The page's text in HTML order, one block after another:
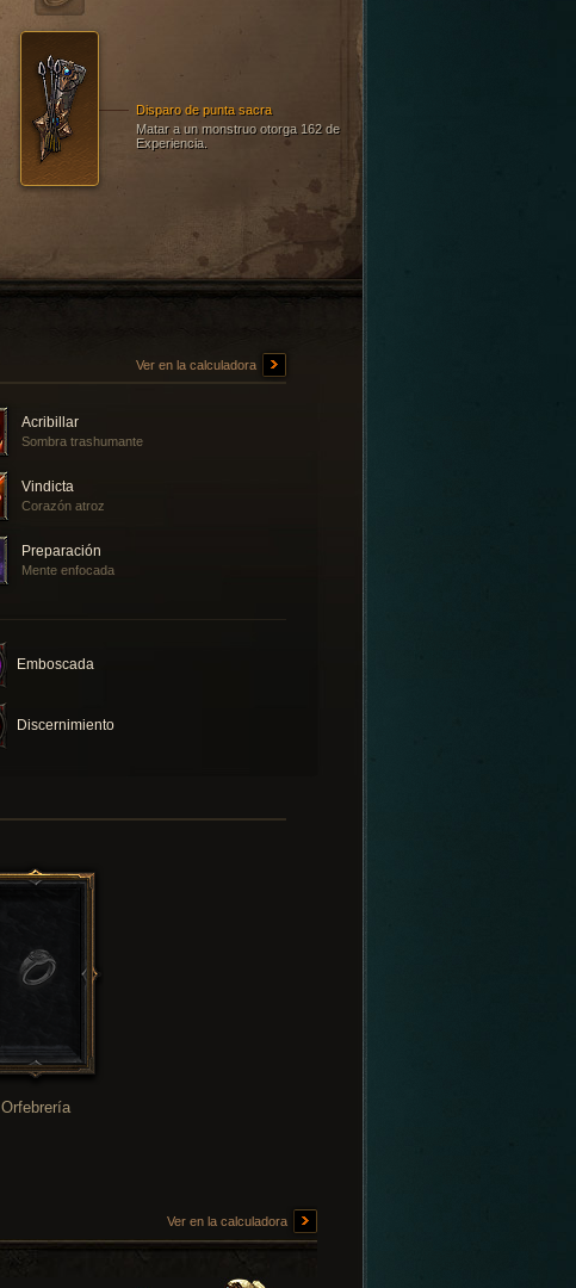
Disparo de punta sacra
Matar a un monstruo otorga 162 de
Experiencia.
Ver en la calculadora
Acribillar
Sombra trashumante
Vindicta
Corazón atroz
Preparación
Mente enfocada
Emboscada
Discernimiento
Orfebrería
Ver en la calculadora